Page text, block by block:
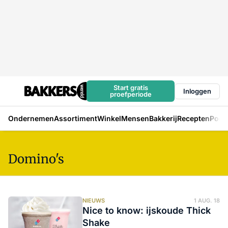
Start gratis
proefperiode
Inloggen
OndernemenAssortimentWinkelMensenBakkerijRecepten
Domino's
NIEUWS 1 AUG. 18
Nice to know: ijskoude Thick
Shake